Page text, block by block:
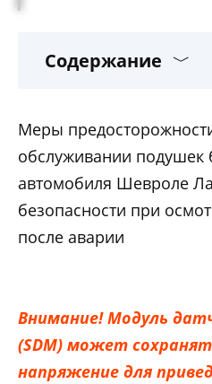
Содержание
Меры
обслуживании подушек
автомобиля Шевроле
безопасности при
после аварии
Внимание! Модуль
(SDM) может
напряжение для